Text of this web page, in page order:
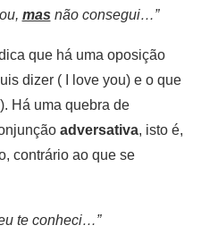
mas não consegui…”
que há uma oposição
dizer ( I love you) e o que
Há uma quebra de
adversativa, isto é,
contrário ao que se
te conheci…”